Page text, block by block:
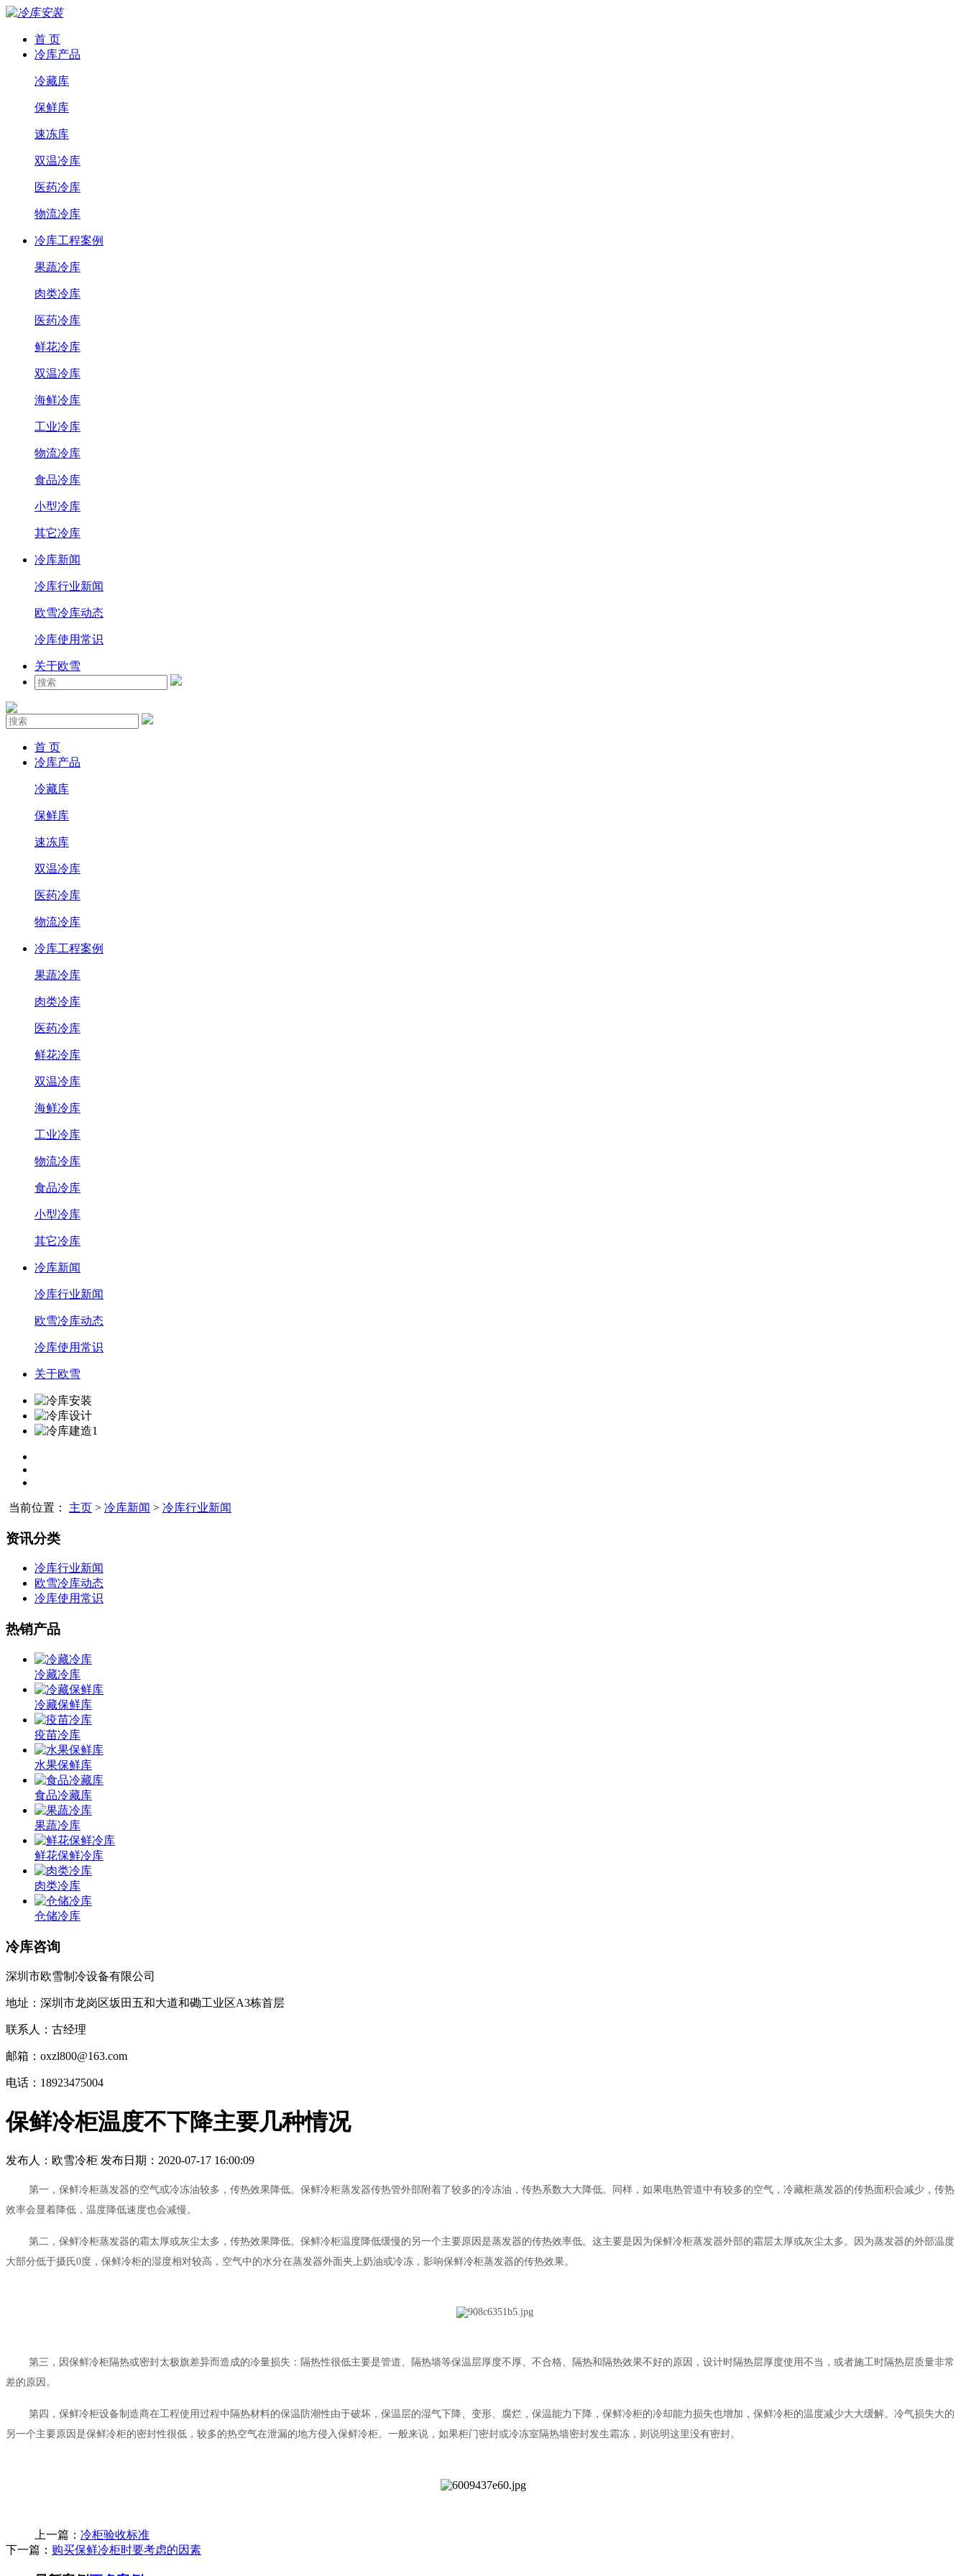
首 页
冷库产品
冷藏库
保鲜库
速冻库
双温冷库
医药冷库
物流冷库
冷库工程案例
果蔬冷库
肉类冷库
医药冷库
鲜花冷库
双温冷库
海鲜冷库
工业冷库
物流冷库
食品冷库
小型冷库
其它冷库
冷库新闻
冷库行业新闻
欧雪冷库动态
冷库使用常识
关于欧雪
首 页
冷库产品
冷藏库
保鲜库
速冻库
双温冷库
医药冷库
物流冷库
冷库工程案例
果蔬冷库
肉类冷库
医药冷库
鲜花冷库
双温冷库
海鲜冷库
工业冷库
物流冷库
食品冷库
小型冷库
其它冷库
冷库新闻
冷库行业新闻
欧雪冷库动态
冷库使用常识
关于欧雪
当前位置： 主页 > 冷库新闻 > 冷库行业新闻
资讯分类
冷库行业新闻
欧雪冷库动态
冷库使用常识
热销产品
冷藏冷库
冷藏保鲜库
疫苗冷库
水果保鲜库
食品冷藏库
果蔬冷库
鲜花保鲜冷库
肉类冷库
仓储冷库
冷库咨询
深圳市欧雪制冷设备有限公司
地址：深圳市龙岗区坂田五和大道和磡工业区A3栋首层
联系人：古经理
邮箱：oxzl800@163.com
电话：18923475004
保鲜冷柜温度不下降主要几种情况
发布人： 欧雪冷柜 发布日期： 2020-07-17 16:00:09
第一，保鲜冷柜蒸发器的空气或冷冻油较多，传热效果降低。保鲜冷柜蒸发器传热管外部附着了较多的冷冻油，传热系数大大降低。同样，如果电热管道中有较多的空气，冷藏柜蒸发器的传热面积会减少，传热
效率会显着降低，温度降低速度也会减慢。
第二，保鲜冷柜蒸发器的霜太厚或灰尘太多，传热效果降低。保鲜冷柜温度降低缓慢的另一个主要原因是蒸发器的传热效率低。这主要是因为保鲜冷柜蒸发器外部的霜层太厚或灰尘太多。因为蒸发器的外部温度
大部分低于摄氏0度，保鲜冷柜的湿度相对较高，空气中的水分在蒸发器外面夹上奶油或冷冻，影响保鲜冷柜蒸发器的传热效果。
第三，因保鲜冷柜隔热或密封太极旗差异而造成的冷量损失：隔热性很低主要是管道、隔热墙等保温层厚度不厚、不合格、隔热和隔热效果不好的原因，设计时隔热层厚度使用不当，或者施工时隔热层质量非常
差的原因。
第四，保鲜冷柜设备制造商在工程使用过程中隔热材料的保温防潮性由于破坏，保温层的湿气下降、变形、腐烂，保温能力下降，保鲜冷柜的冷却能力损失也增加，保鲜冷柜的温度减少大大缓解。冷气损失大的
另一个主要原因是保鲜冷柜的密封性很低，较多的热空气在泄漏的地方侵入保鲜冷柜。一般来说，如果柜门密封或冷冻室隔热墙密封发生霜冻，则说明这里没有密封。
上一篇： 冷柜验收标准
下一篇： 购买保鲜冷柜时要考虑的因素